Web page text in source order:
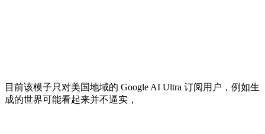
目前该模子只对美国地域的 Google AI Ultra 订阅用户，例如生
成的世界可能看起来并不逼实，